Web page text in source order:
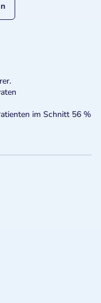
im Schnitt 56 %